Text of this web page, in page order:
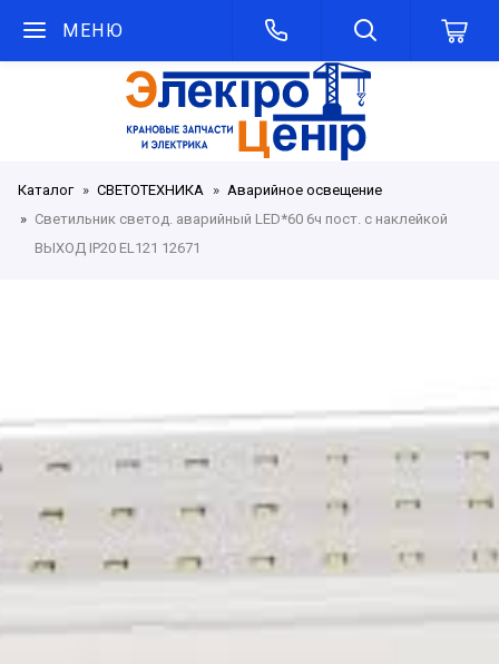
МЕНЮ
Каталог СВЕТОТЕХНИКА
Аварийное освещение
Светильник светод. аварийный LED*60 6ч пост. с наклейкой
ВЫХОД IP20 EL121 12671